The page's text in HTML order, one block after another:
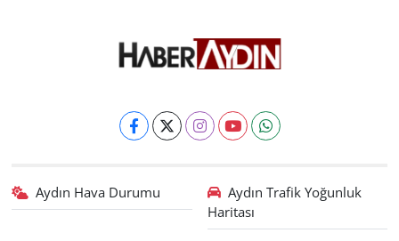
Aydın Hava Durumu
Aydın Trafik Yoğunluk
Haritası